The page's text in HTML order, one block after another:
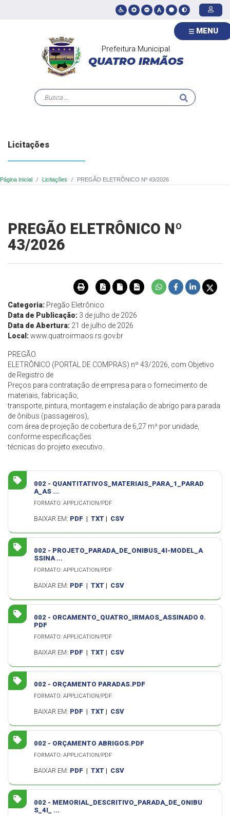
Prefeitura Municipal
QUATRO IRMÃOS
MENU
Licitações
Página Inicial Licitações PREGÃO ELETRÔNICO Nº 43/2026
PREGÃO ELETRÔNICO Nº
43/2026
Categoria: Pregão Eletrônico
Data de Publicação: 3 de julho de 2026
Data de Abertura: 21 de julho de 2026
Local:www.quatroirmaos.rs.gov.br
PREGÃO
ELETRÔNICO (PORTAL DE COMPRAS) nº 43/2026, com Objetivo
de Registro de
Preços para contratação de empresa para o fornecimento de
materiais, fabricação,
transporte, pintura, montagem e instalação de abrigo para parada
de ônibus (passageiros),
com área de projeção de cobertura de 6,27 m² por unidade,
conforme especificações
técnicas do projeto executivo.
002 - QUANTITATIVOS_MATERIAIS_PARA_1_PARAD
A_AS ...
FORMATO: APPLICATION/PDF
BAIXAR EM: PDF | TXT | CSV
002 - PROJETO_PARADA_DE_ONIBUS_4I-MODEL_A
SSINA ...
FORMATO: APPLICATION/PDF
BAIXAR EM: PDF | TXT | CSV
002 - ORCAMENTO_QUATRO_IRMAOS_ASSINADO 0.
PDF
FORMATO: APPLICATION/PDF
BAIXAR EM: PDF | TXT | CSV
002 - ORÇAMENTO PARADAS.PDF
FORMATO: APPLICATION/PDF
BAIXAR EM: PDF | TXT | CSV
002 - ORÇAMENTO ABRIGOS.PDF
FORMATO: APPLICATION/PDF
BAIXAR EM: PDF | TXT | CSV
002 - MEMORIAL_DESCRITIVO_PARADA_DE_ONIBU
S_4I_ ...